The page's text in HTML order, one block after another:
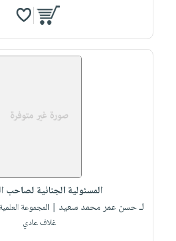
المسئولية الجنائية لصاحب
لـ حسن عمر محمد سعيد | المجموعة
غلاف عادي